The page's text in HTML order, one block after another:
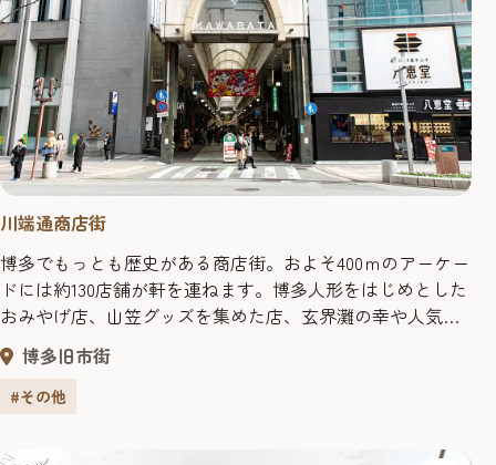
川端通商店街
博多でもっとも歴史がある商店街。およそ400ｍのアーケー
ドには約130店舗が軒を連ねます。博多人形をはじめとした
おみやげ店、山笠グッズを集めた店、玄界灘の幸や人気
ラーメン店もあり、博多散策の定番スポット。金・土・日
曜やイベント時には、商店街の中にあるイベント広場で名
物の川端ぜんざいも味わえます。夕方5時には完売するた
博多旧市街
#その他